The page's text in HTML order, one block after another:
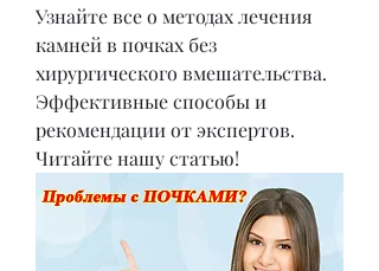
Узнайте все о методах лечения
камней в почках без
хирургического вмешательства.
Эффективные способы и
рекомендации от экспертов.
Читайте нашу статью!